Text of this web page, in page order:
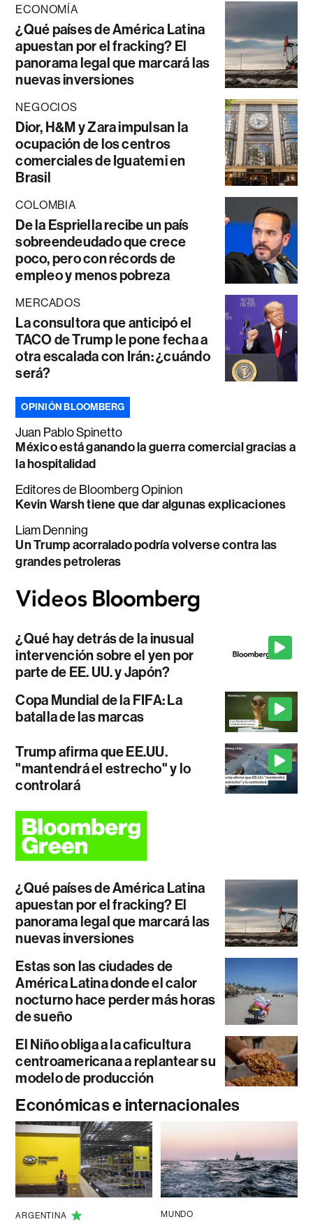
ECONOMÍA
¿Qué países de América Latina
apuestan por el fracking? El
panorama legal que marcará las
nuevas inversiones
NEGOCIOS
Dior, H&M y Zara impulsan la
ocupación de los centros
comerciales de Iguatemi en
Brasil
COLOMBIA
De la Espriella recibe un país
sobreendeudado que crece
poco, pero con récords de
empleo y menos pobreza
MERCADOS
La consultora que anticipó el
TACO de Trump le pone fecha a
otra escalada con Irán: ¿cuándo
será?
OPINIÓN BLOOMBERG
Juan Pablo Spinetto
México está ganando la guerra comercial gracias a
la hospitalidad
Editores de Bloomberg Opinion
Kevin Warsh tiene que dar algunas explicaciones
Liam Denning
Un Trump acorralado podría volverse contra las
grandes petroleras
¿Qué hay detrás de la inusual
intervención sobre el yen por
parte de EE. UU. y Japón?
Copa Mundial de la FIFA: La
batalla de las marcas
Trump afirma que EE.UU.
"mantendrá el estrecho" y lo
controlará
¿Qué países de América Latina
apuestan por el fracking? El
panorama legal que marcará las
nuevas inversiones
Estas son las ciudades de
América Latina donde el calor
nocturno hace perder más horas
de sueño
El Niño obliga a la caficultura
centroamericana a replantear su
modelo de producción
Económicas e internacionales
ARGENTINA MUNDO